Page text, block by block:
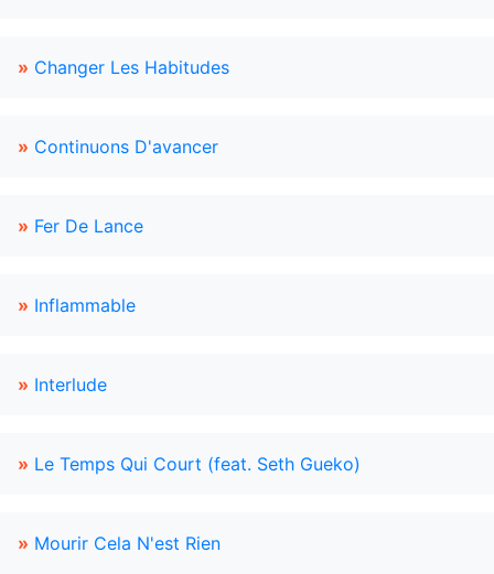
» Changer Les Habitudes
» Continuons D'avancer
» Fer De Lance
» Inflammable
» Interlude
» Le Temps Qui Court (feat. Seth Gueko)
» Mourir Cela N'est Rien